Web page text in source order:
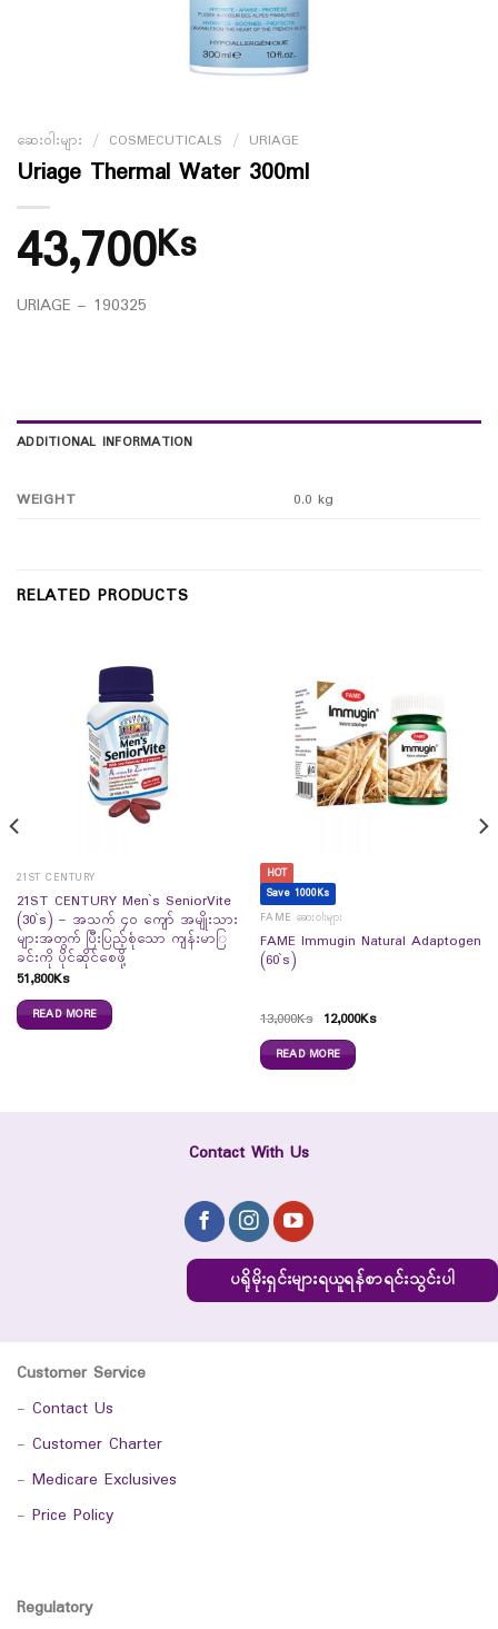
ဆေးဝါးများ / COSMECUTICALS / URIAGE
Uriage Thermal Water 300ml
43,700Ks
URIAGE – 190325
ADDITIONAL INFORMATION
WEIGHT 0.0 kg
RELATED PRODUCTS
21ST CENTURY
21ST CENTURY Men`s SeniorVite
(30`s) – အသက် ၄၀ ကျော် အမျိုးသား
များအတွက် ပြီးပြည့်စုံသော ကျန်းမာြ
ခင်းကို ပိုင်ဆိုင်စေဖို့
51,800Ks
READ MORE
HOT
Save 1000Ks
FAME ဆေးဝါးများ
FAME Immugin Natural Adaptogen
(60`s)
13,000Ks 12,000Ks
READ MORE
Contact With Us
ပရိုမိုးရှင်းများရယူရန်စာရင်းသွင်းပါ
Customer Service
- Contact Us
- Customer Charter
- Medicare Exclusives
- Price Policy
Regulatory